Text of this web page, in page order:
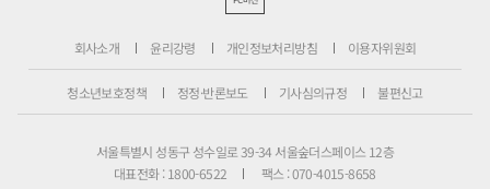
회사소개 윤리강령 개인정보처리방침 이용자위원회
청소년보호정책 정정·반론보도 기사심의규정 불편신고
서울특별시 성동구 성수일로 39-34 서울숲더스페이스 12층
대표전화 : 1800-6522
팩스 : 070-4015-8658